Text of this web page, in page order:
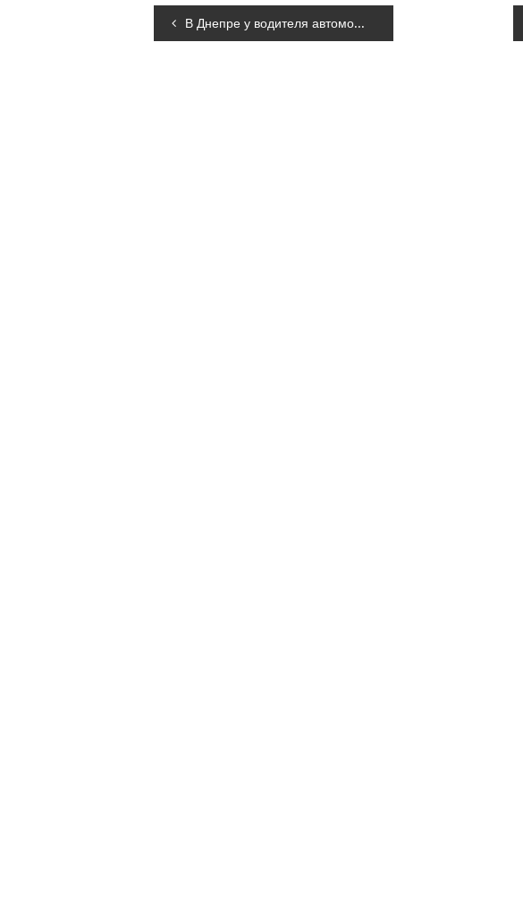
Навігація
В Днепре у водителя автомобиля Volkswagen изъяли почти 30 слип-пакетов с неизвестным веществом, – ФОТО